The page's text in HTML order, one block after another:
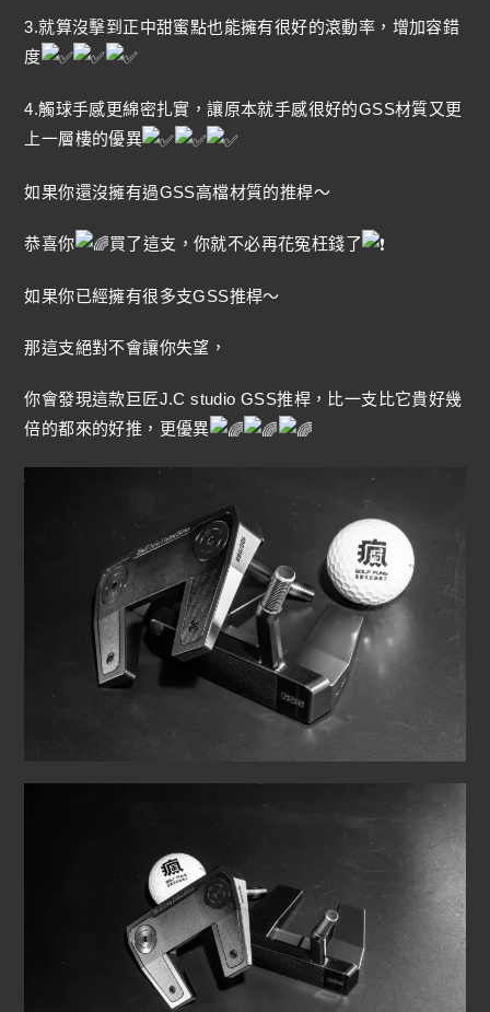
3.就算沒擊到正中甜蜜點也能擁有很好的滾動率，增加容錯
度
4.觸球手感更綿密扎實，讓原本就手感很好的GSS材質又更
上一層樓的優異
如果你還沒擁有過GSS高檔材質的推桿～
恭喜你 買了這支，你就不必再花冤枉錢了
如果你已經擁有很多支GSS推桿～
那這支絕對不會讓你失望，
你會發現這款巨匠J.C studio GSS推桿，比一支比它貴好幾
倍的都來的好推，更優異